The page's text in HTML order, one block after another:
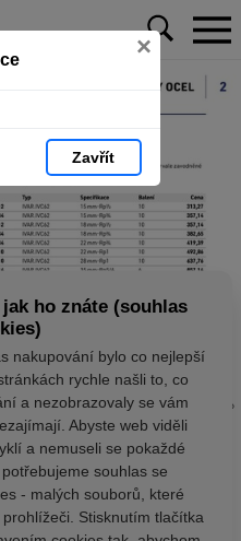
×
Zavřít
ho znáte (souhlas
nakupování bylo co nejlepší
rychle našli to, co
a nezobrazovaly se vám
Abyste web viděli
a nemuseli se pokaždé
souhlas se
- malých souborů, které
Stisknutím tlačítka